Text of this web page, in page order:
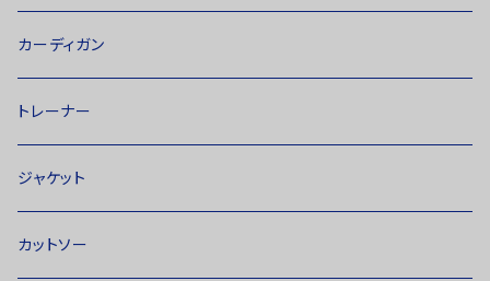
カーディガン
トレーナー
ジャケット
カットソー